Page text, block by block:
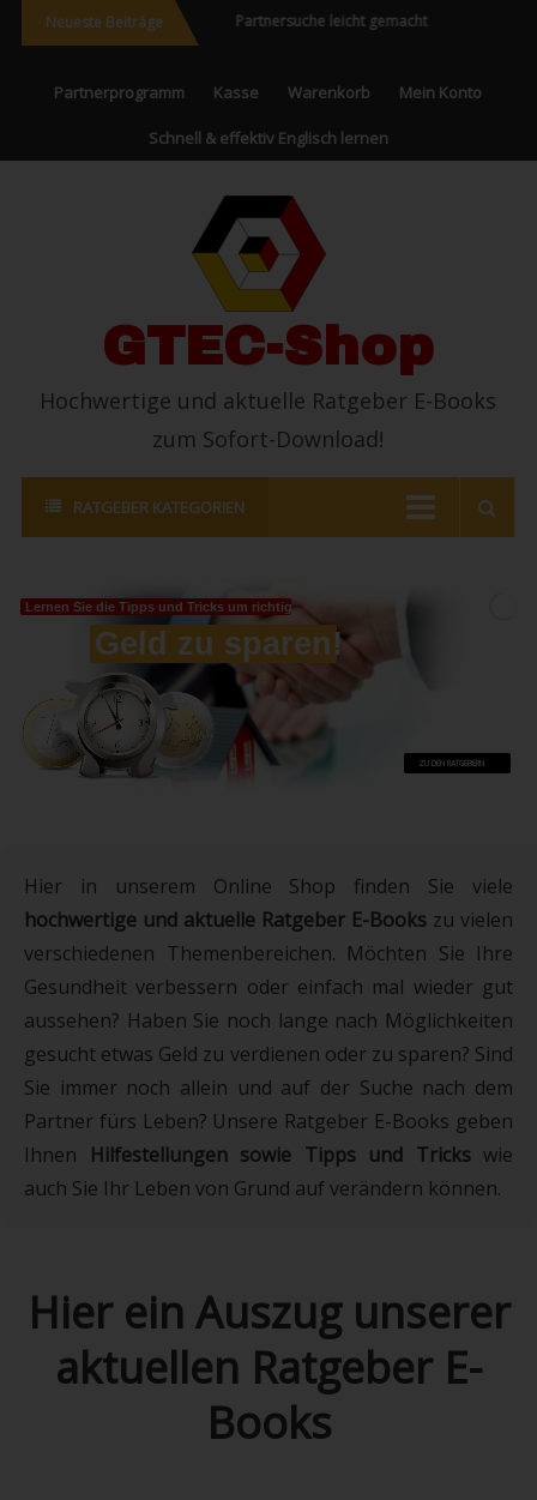
Neueste Beiträge
und Neues Partnersuche leicht gemacht
Partnerprogramm Kasse Warenkorb Mein Konto
Schnell & effektiv Englisch lernen
GTEC-Shop
Hochwertige und aktuelle Ratgeber E-Books
zum Sofort-Download!
RATGEBER KATEGORIEN
Geld zu sparen!
Lernen Sie die Tipps und Tricks um richtig
ZU DEN RATGEBERN
Hier in unserem Online Shop finden Sie viele
hochwertige und aktuelle Ratgeber E-Books zu vielen
verschiedenen Themenbereichen. Möchten Sie Ihre
Gesundheit verbessern oder einfach mal wieder gut
aussehen? Haben Sie noch lange nach Möglichkeiten
gesucht etwas Geld zu verdienen oder zu sparen? Sind
Sie immer noch allein und auf der Suche nach dem
Partner fürs Leben? Unsere Ratgeber E-Books geben
Ihnen
Hilfestellungen sowie Tipps und Trickswie
auch Sie Ihr Leben von Grund auf verändern können.
Hier ein Auszug unserer
aktuellen Ratgeber E-
Books